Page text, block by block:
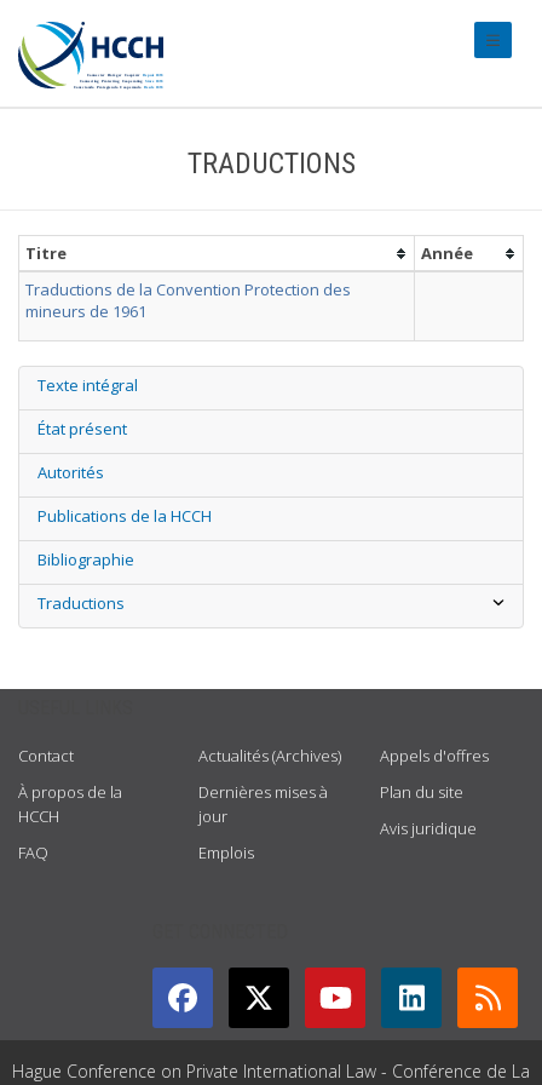
TRADUCTIONS
Titre
Année
Traductions de la Convention Protection des
mineurs de 1961
Texte intégral
État présent
Autorités
Publications de la HCCH
Bibliographie
Traductions
Contact
À propos de la
HCCH
FAQ
Actualités (Archives)
Dernières mises à
jour
Emplois
Appels d'offres
Plan du site
Avis juridique
Hague Conference on Private International Law - Conférence de La